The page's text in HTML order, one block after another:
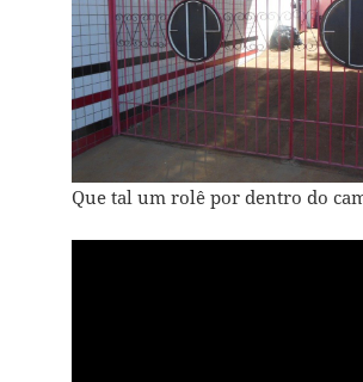
Que tal um rolê por dentro do